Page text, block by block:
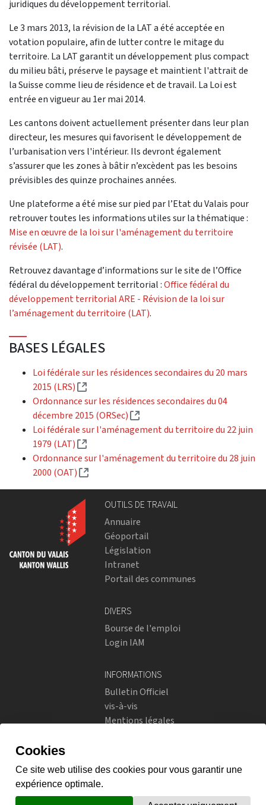
juridiques du développement territorial.
Le 3 mars 2013, la révision de la LAT a été acceptée en
votation populaire, afin de lutter contre le mitage du
territoire. La LAT garantit un développement plus compact
du milieu bâti, préserve le paysage et maintient l'attrait de
la Suisse comme lieu de résidence et de travail. La Loi est
entrée en vigueur au 1er mai 2014.
Les cantons doivent actuellement présenter dans leur plan
directeur, les mesures qui favorisent le développement de
l’urbanisation vers l'intérieur. Ils devront également
s’assurer que les zones à bâtir n’excèdent pas les besoins
prévisibles des quinze prochaines années.
Une plateforme a été mise sur pied par l’Etat du Valais pour
retrouver toutes les informations utiles sur la thématique :
Mise en œuvre de la loi sur l'aménagement du territoire
révisée (LAT).
Retrouvez davantage d’informations sur le site de l’Office
fédéral du développement territorial :Office fédéral du
développement territorial ARE - Révision de la loi sur
l’aménagement du territoire (LAT).
BASES LÉGALES
Loi fédérale sur les résidences secondaires du 20 mars
2015 (LRS)
(Lien externe)
Ordonnance sur les résidences secondaires du 04
décembre 2015 (ORSec)
(Lien externe)
Loi fédérale sur l'aménagement du territoire du 22 juin
1979 (LAT)
(Lien externe)
Ordonnance sur l'aménagement du territoire du 28 juin
2000 (OAT)
(Lien externe)
OUTILS DE TRAVAIL
Annuaire
Géoportail
Législation
Intranet
Portail des communes
DIVERS
Bourse de l'emploi
Login IAM
INFORMATIONS
Bulletin Officiel
vis-à-vis
Mentions légales
Instagram